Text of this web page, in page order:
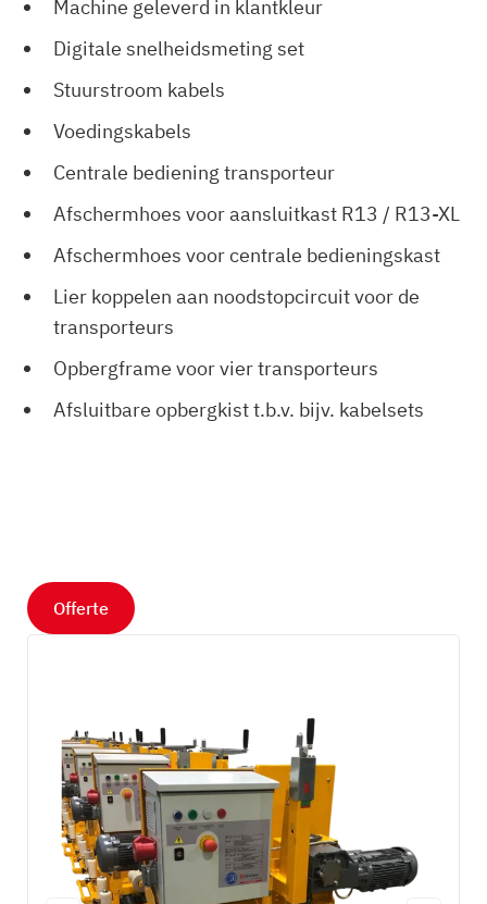
Machine geleverd in klantkleur
Digitale snelheidsmeting set
Stuurstroom kabels
Voedingskabels
Centrale bediening transporteur
Afschermhoes voor aansluitkast R13 / R13-XL
Afschermhoes voor centrale bedieningskast
Lier koppelen aan noodstopcircuit voor de
transporteurs
Opbergframe voor vier transporteurs
Afsluitbare opbergkist t.b.v. bijv. kabelsets
Offerte